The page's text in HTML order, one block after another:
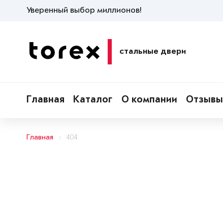
Уверенный выбор миллионов!
стальные двери
Главная Каталог О компании Отзывы
Главная 404